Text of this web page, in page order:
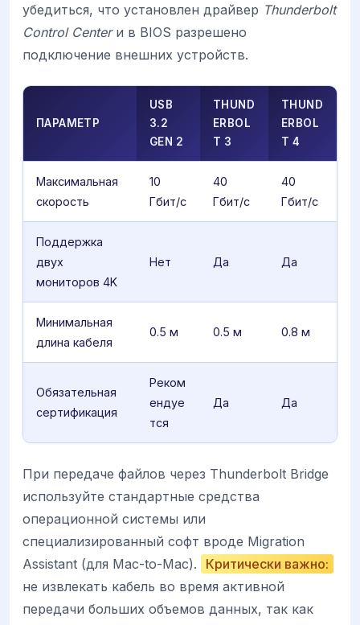
убедиться, что установлен драйвер Thunderbolt
Control Centerи в BIOS разрешено
подключение внешних устройств.
ПАРАМЕТР
USB
3.2
GEN 2
THUND
ERBOL
T 3
THUND
ERBOL
T 4
Максимальная
скорость
10
Гбит/с
40
Гбит/с
40
Гбит/с
Поддержка
двух
мониторов 4K
Нет Да Да
Минимальная
длина кабеля
0.5 м 0.5 м 0.8 м
Обязательная
сертификация
Реком
ендуе
тся
Да Да
При передаче файлов через Thunderbolt Bridge
используйте стандартные средства
операционной системы или
специализированный софт вроде Migration
Assistant (для Mac-to-Mac).
Критически важно:
не извлекать кабель во время активной
передачи больших объемов данных, так как